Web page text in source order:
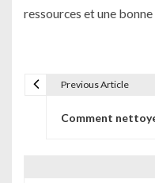
ressources et une
Previous Article
Comment